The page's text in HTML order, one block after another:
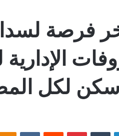
فرصة
لكل
لينكدإن بينتيريست